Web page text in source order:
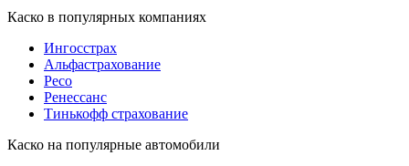
Каско в популярных компаниях
Ингосстрах
Альфастрахование
Ресо
Ренессанс
Тинькофф страхование
Каско на популярные автомобили